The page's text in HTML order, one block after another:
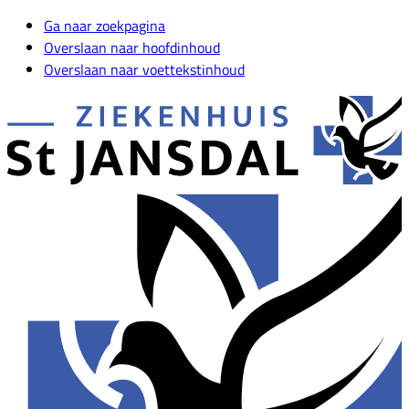
Ga naar zoekpagina
Overslaan naar hoofdinhoud
Overslaan naar voettekstinhoud